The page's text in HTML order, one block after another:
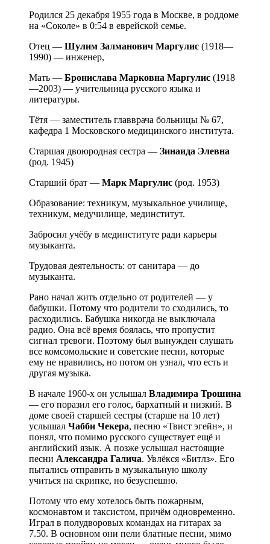
Родился 25 декабря 1955 года в Москве, в роддоме
на «Соколе» в 0:54 в еврейской семье.
Отец — Шулим Залманович Маргулис (1918—
1990) — инженер,
Мать — Бронислава Марковна Маргулис (1918
—2003) — учительница русского языка и
литературы.
Тётя — заместитель главврача больницы № 67,
кафедра 1 Московского медицинского института.
Старшая двоюродная сестра — Зинаида Элевна
(род. 1945)
Старший брат — Марк Маргулис (род. 1953)
Образование: техникум, музыкальное училище,
техникум, медучилище, мединститут.
Забросил учёбу в мединституте ради карьеры
музыканта.
Трудовая деятельность: от санитара — до
музыканта.
Рано начал жить отдельно от родителей — у
бабушки. Потому что родители то сходились, то
расходились. Бабушка никогда не выключала
радио. Она всё время боялась, что пропустит
сигнал тревоги. Поэтому был вынужден слушать
все комсомольские и советские песни, которые
ему не нравились, но потом он узнал, что есть и
другая музыка.
В начале 1960-х он услышал Владимира Трошина
— его поразил его голос, бархатный и низкий. В
доме своей старшей сестры (старше на 10 лет)
услышал Чабби Чекера, песню «Твист эгейн», и
понял, что помимо русского существует ещё и
английский язык. А позже услышал настоящие
песни Александра Галича. Увлёкся «Битлз». Его
пытались отправить в музыкальную школу
учиться на скрипке, но безуспешно.
Потому что ему хотелось быть пожарным,
космонавтом и таксистом, причём одновременно.
Играл в полудворовых командах на гитарах за
7.50. В основном они пели блатные песни, мимо